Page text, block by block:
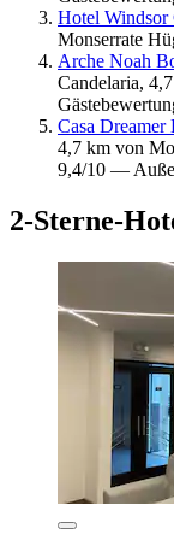
Hotel Windsor
Monserrate
Arche Noah
Candelaria,
Casa Dreamer
4,7 km von
9,4/10 —
2-Sterne-